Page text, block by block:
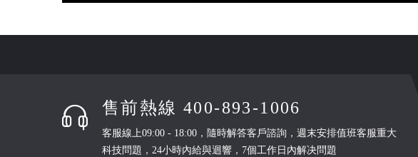
售前熱線 400-893-1006
客服線上09:00 - 18:00，隨時解答客戶諮詢，週末安排值班客服重大
科技問題，24小時內給與迴響，7個工作日內解决問題